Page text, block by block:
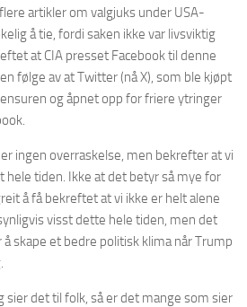
artikler om valgjuks under USA-
å tie, fordi saken ikke var livsviktig
at CIA presset Facebook til denne
følge av at Twitter (nå X), som ble kjøpt
og åpnet opp for friere ytringer
ingen overraskelse, men bekrefter at vi
hele tiden. Ikke at det betyr så mye for
å få bekreftet at vi ikke er helt alene
visst dette hele tiden, men det
skape et bedre politisk klima når Trump
sier det til folk, så er det mange som sier